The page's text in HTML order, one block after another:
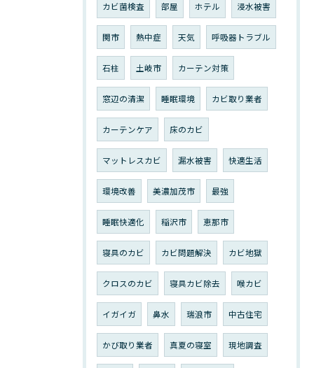
カビ菌検査 部屋 ホテル 浸水被害
関市 熱中症 天気 呼吸器トラブル
石柱 土岐市 カーテン対策
窓辺の清潔 睡眠環境 カビ取り業者
カーテンケア 床のカビ
マットレスカビ 漏水被害 快適生活
環境改善 美濃加茂市 最強
睡眠快適化 稲沢市 恵那市
寝具のカビ カビ問題解決 カビ地獄
クロスのカビ 寝具カビ除去 喉カビ
イガイガ 鼻水 瑞浪市 中古住宅
かび取り業者 真夏の寝室 現地調査